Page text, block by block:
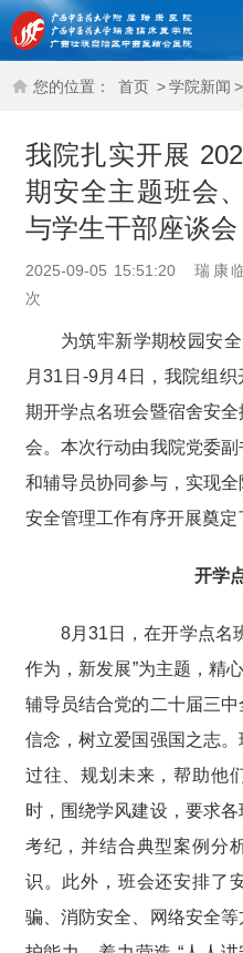
您的位置： 首页 >学院新闻 >
我院扎实开展
期安全主题班会
与学生干部座谈会
2025-09-05 15:51:20 瑞康
次
为筑牢新学期校园安
月31日-9月4日，我院组
期开学点名班会暨宿舍安
会。本次行动由我院党委
和辅导员协同参与，实现
安全管理工作有序开展奠定
开学
8月31日，在开学点名
作为，新发展”为主题，精
辅导员结合党的二十届三
信念，树立爱国强国之志
过往、规划未来，帮助他
时，围绕学风建设，要求
考纪，并结合典型案例分
识。此外，班会还安排了
骗、消防安全、网络安全